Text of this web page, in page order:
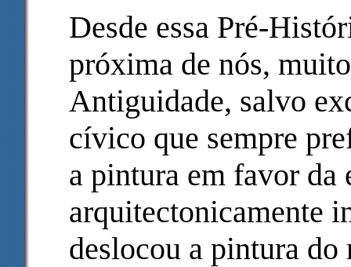
Desde essa Pré-
próxima de nós,
Antiguidade, salvo
cívico que sempre
a pintura em favor da
arquitectonicamente
deslocou a pintura